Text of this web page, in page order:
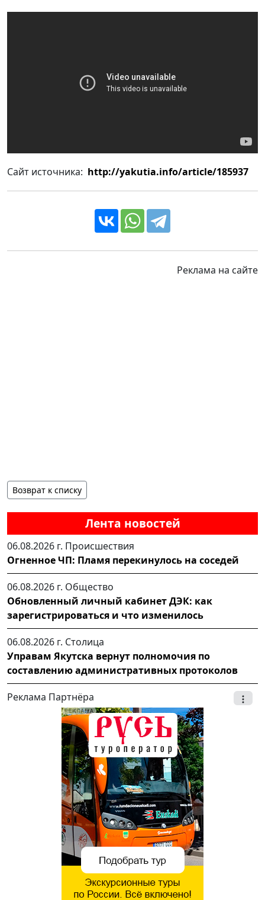
Лента новостей
06.08.2026 г. Происшествия
Огненное ЧП: Пламя перекинулось на соседей
06.08.2026 г. Общество
Обновленный личный кабинет ДЭК: как
зарегистрироваться и что изменилось
06.08.2026 г. Столица
Управам Якутска вернут полномочия по
составлению административных протоколов
Реклама Партнёра
Сайт источника: http://yakutia.info/article/185937
Реклама на сайте
Возврат к списку